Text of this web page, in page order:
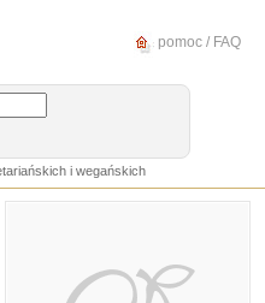
pomoc / FAQ
i wegańskich